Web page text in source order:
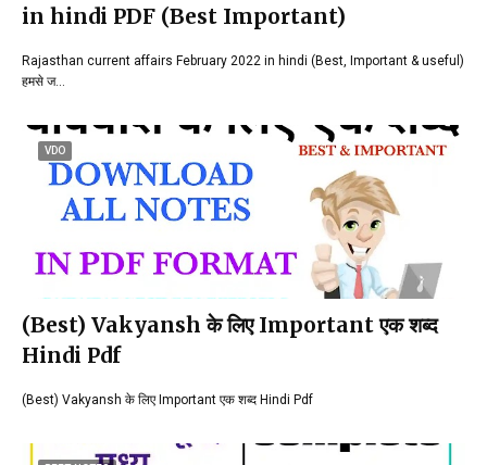
in hindi PDF (Best Important)
Rajasthan current affairs February 2022 in hindi (Best, Important & useful)
हमसे ज…
VDO
(Best) Vakyansh के लिए Important एक शब्द
Hindi Pdf
(Best) Vakyansh के लिए Important एक शब्द Hindi Pdf